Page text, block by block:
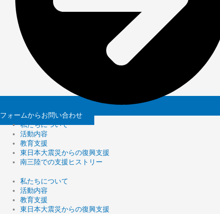
フォームからお問い合わせ
私たちについて
活動内容
教育支援
東日本大震災からの復興支援
南三陸での支援ヒストリー
私たちについて
活動内容
教育支援
東日本大震災からの復興支援